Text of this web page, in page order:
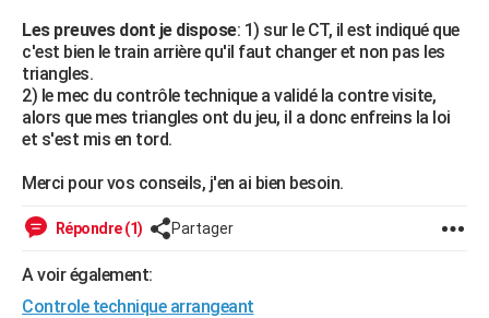
Les preuves dont je dispose: 1) sur le CT, il est indiqué que
c'est bien le train arrière qu'il faut changer et non pas les
triangles.
2) le mec du contrôle technique a validé la contre visite,
alors que mes triangles ont du jeu, il a donc enfreins la loi
et s'est mis en tord.
Merci pour vos conseils, j'en ai bien besoin.
Répondre (1) Partager
A voir également:
Controle technique arrangeant